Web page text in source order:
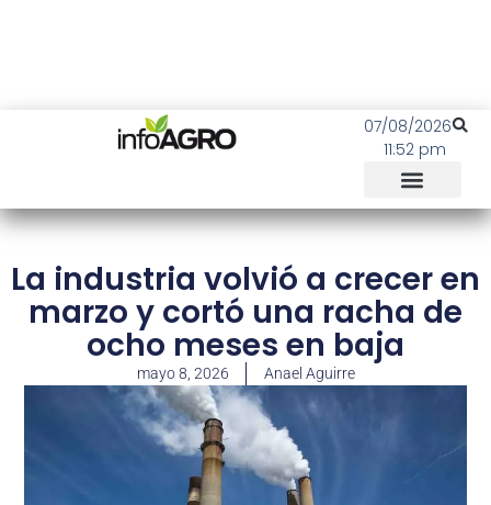
07/08/2026
11:52 pm
La industria volvió a crecer en
marzo y cortó una racha de
ocho meses en baja
mayo 8, 2026 Anael Aguirre